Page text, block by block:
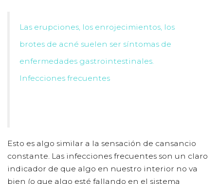
Las erupciones, los enrojecimientos, los
brotes de acné suelen ser síntomas de
enfermedades gastrointestinales.
Infecciones frecuentes
Esto es algo similar a la sensación de cansancio
constante. Las infecciones frecuentes son un claro
indicador de que algo en nuestro interior no va
bien (o que algo esté fallando en el sistema